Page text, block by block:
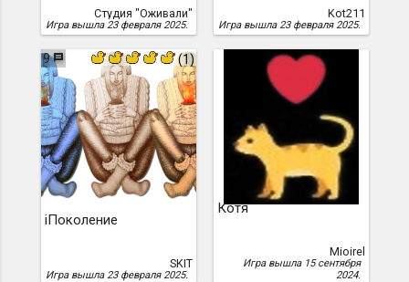
Студия "Оживали"
Игра вышла 23 февраля 2025.
Kot211
Игра вышла 23 февраля 2025.
9 (1)
iПоколение
SKIT
Игра вышла 23 февраля 2025.
Котя
Mioirel
Игра вышла 15 сентября
2024.